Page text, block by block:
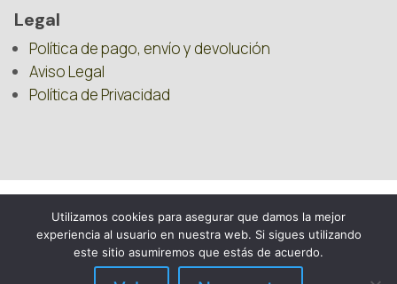
Legal
Política de pago, envío y devolución
Aviso Legal
Política de Privacidad
Utilizamos cookies para asegurar que damos la mejor
experiencia al usuario en nuestra web. Si sigues utilizando
este sitio asumiremos que estás de acuerdo.